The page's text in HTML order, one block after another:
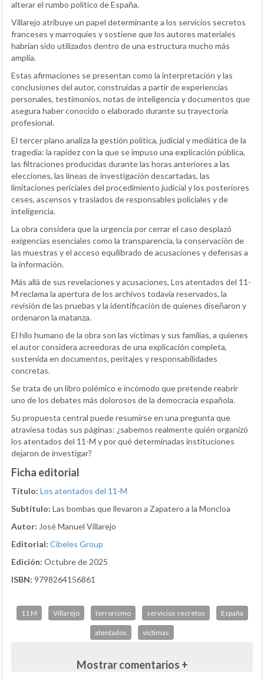
alterar el rumbo político de España.
Villarejo atribuye un papel determinante a los servicios secretos
franceses y marroquíes y sostiene que los autores materiales
habrían sido utilizados dentro de una estructura mucho más
amplia.
Estas afirmaciones se presentan como la interpretación y las
conclusiones del autor, construidas a partir de experiencias
personales, testimonios, notas de inteligencia y documentos que
asegura haber conocido o elaborado durante su trayectoria
profesional.
El tercer plano analiza la gestión política, judicial y mediática de la
tragedia: la rapidez con la que se impuso una explicación pública,
las filtraciones producidas durante las horas anteriores a las
elecciones, las líneas de investigación descartadas, las
limitaciones periciales del procedimiento judicial y los posteriores
ceses, ascensos y traslados de responsables policiales y de
inteligencia.
La obra considera que la urgencia por cerrar el caso desplazó
exigencias esenciales como la transparencia, la conservación de
las muestras y el acceso equilibrado de acusaciones y defensas a
la información.
Más allá de sus revelaciones y acusaciones, Los atentados del 11-
M reclama la apertura de los archivos todavía reservados, la
revisión de las pruebas y la identificación de quienes diseñaron y
ordenaron la matanza.
El hilo humano de la obra son las víctimas y sus familias, a quienes
el autor considera acreedoras de una explicación completa,
sostenida en documentos, peritajes y responsabilidades
concretas.
Se trata de un libro polémico e incómodo que pretende reabrir
uno de los debates más dolorosos de la democracia española.
Su propuesta central puede resumirse en una pregunta que
atraviesa todas sus páginas: ¿sabemos realmente quién organizó
los atentados del 11-M y por qué determinadas instituciones
dejaron de investigar?
Ficha editorial
Título: Los atentados del 11-M
Subtítulo: Las bombas que llevaron a Zapatero a la Moncloa
Autor: José Manuel Villarejo
Editorial: Cibeles Group
Edición: Octubre de 2025
ISBN: 9798264156861
11 M Villarejo terrorismo servicios secretos España
atentados víctimas
Mostrar comentarios +